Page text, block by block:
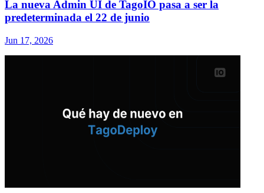
La nueva Admin UI de TagoIO pasa a ser la
predeterminada el 22 de junio
Jun 17, 2026